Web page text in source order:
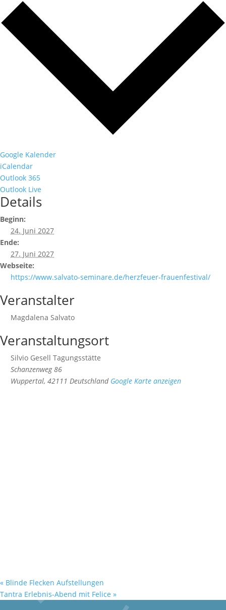
Google Kalender
iCalendar
Outlook 365
Outlook Live
Details
Beginn:
24. Juni 2027
Ende:
27. Juni 2027
Webseite:
https://www.salvato-seminare.de/herzfeuer-frauenfestival/
Veranstalter
Magdalena Salvato
Veranstaltungsort
Silvio Gesell Tagungsstätte
Schanzenweg 86
Wuppertal, 42111 Deutschland Google Karte anzeigen
« Blinde Flecken Aufstellungen
Tantra Erlebnis-Abend mit Felice »